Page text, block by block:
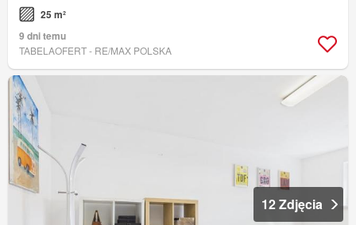
25 m²
9 dni temu
TABELAOFERT - RE/MAX POLSKA
12 Zdjęcia